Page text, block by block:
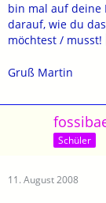
bin mal auf deine
darauf, wie du
möchtest / musst!
Gruß Martin
Schüler
11. August 2008